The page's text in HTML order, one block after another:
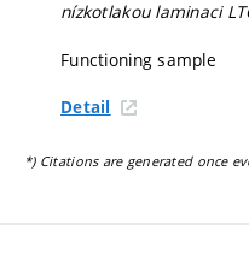
nízkotlakou laminaci
Functioning sample
Detail
*) Citations are generated once